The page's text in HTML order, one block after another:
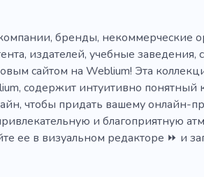
Продукт Рост
агентство
Цифровой
обучение Инфлюэнсер
Полупрофи Поддержка
бренды, некоммерческие
издателей, учебные
сайтом на Weblium! Эта
содержит интуитивно
чтобы придать вашему онлайн-
и благоприятную
ее в визуальном редакторе ⏩ и